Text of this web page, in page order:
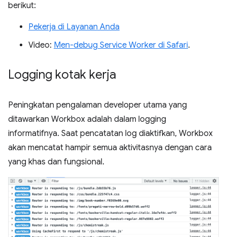
berikut:
Pekerja di Layanan Anda
Video: Men-debug Service Worker di Safari.
Logging kotak kerja
Peningkatan pengalaman developer utama yang
ditawarkan Workbox adalah dalam logging
informatifnya. Saat pencatatan log diaktifkan, Workbox
akan mencatat hampir semua aktivitasnya dengan cara
yang khas dan fungsional.